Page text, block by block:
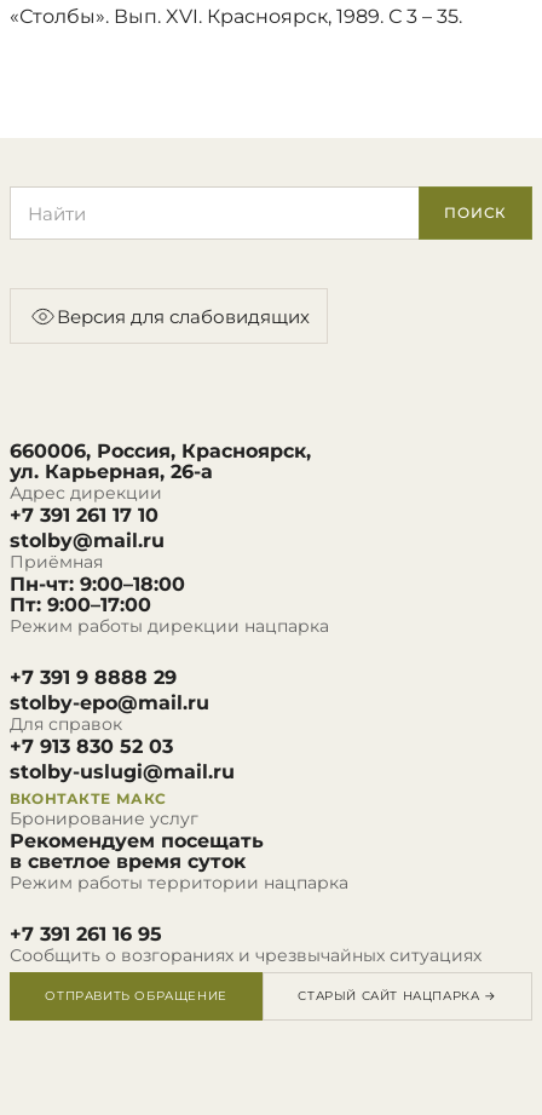
«Столбы». Вып. XVI. Красноярск, 1989. С 3 – 35.
ПОИСК
Версия для слабовидящих
660006, Россия, Красноярск,
ул. Карьерная, 26-а
Адрес дирекции
+7 391 261 17 10
stolby@mail.ru
Приёмная
Пн-чт: 9:00–18:00
Пт: 9:00–17:00
Режим работы дирекции нацпарка
+7 391 9 8888 29
stolby-epo@mail.ru
Для справок
+7 913 830 52 03
stolby-uslugi@mail.ru
ВКОНТАКТЕ МАКС
Бронирование услуг
Рекомендуем посещать
в светлое время суток
Режим работы территории нацпарка
+7 391 261 16 95
Сообщить о возгораниях и чрезвычайных ситуациях
ОТПРАВИТЬ ОБРАЩЕНИЕ СТАРЫЙ САЙТ НАЦПАРКА →